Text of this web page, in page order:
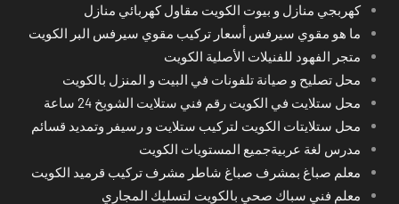
كهربجي منازل و بيوت الكويت مقاول كهربائي منازل
ما هو مقوي سيرفس أسعار تركيب مقوي سيرفس البر الكويت
متجر الفهود للفنيلات الأصلية الكويت
محل تصليح و صيانة تلفونات في البيت و المنزل بالكويت
محل ستلايت في الكويت رقم فني ستلايت الشويخ 24 ساعة
محل ستلايتات الكويت لتركيب ستلايت و رسيفر وتمديد قسائم
مدرس لغة عربيةجميع المستويات الكويت
معلم صباغ بمشرف صباغ شاطر مشرف تركيب قرميد الكويت
معلم فني سباك صحي بالكويت لتسليك المجاري